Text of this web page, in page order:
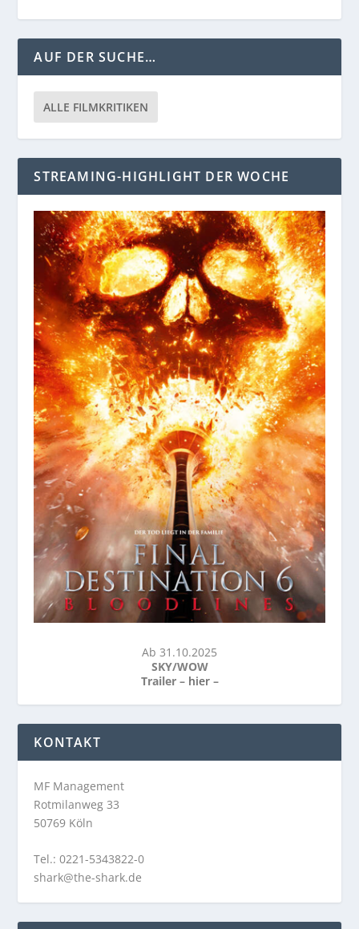
AUF DER SUCHE…
ALLE FILMKRITIKEN
STREAMING-HIGHLIGHT DER WOCHE
Ab 31.10.2025
SKY/WOW
Trailer – hier –
KONTAKT
MF Management
Rotmilanweg 33
50769 Köln
Tel.: 0221-5343822-0
shark@the-shark.de